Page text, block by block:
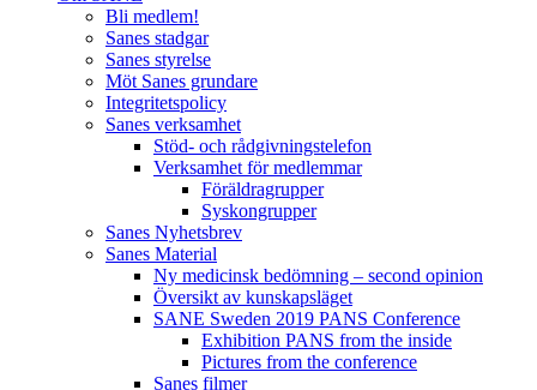
Bli medlem!
Sanes stadgar
Sanes styrelse
Möt Sanes grundare
Integritetspolicy
Sanes verksamhet
Stöd- och rådgivningstelefon
Verksamhet för medlemmar
Föräldragrupper
Syskongrupper
Sanes Nyhetsbrev
Sanes Material
Ny medicinsk bedömning – second opinion
Översikt av kunskapsläget
SANE Sweden 2019 PANS Conference
Exhibition PANS from the inside
Pictures from the conference
Sanes filmer